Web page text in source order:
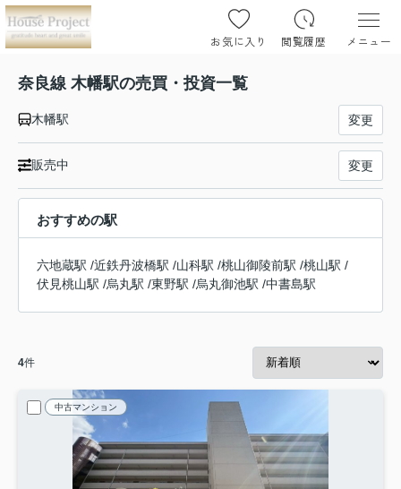
お気に入り 閲覧履歴 メニュー
奈良線 木幡駅の売買・投資一覧
木幡駅 変更
販売中 変更
おすすめの駅
六地蔵駅 /近鉄丹波橋駅 /山科駅 /桃山御陵前駅 /桃山駅 /
伏見桃山駅 /烏丸駅 /東野駅 /烏丸御池駅 /中書島駅
4件
中古マンション